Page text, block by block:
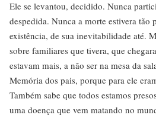
Ele se levantou, decidido. Nunca
despedida. Nunca a morte estivera tão
existência, de sua inevitabilidade até.
sobre familiares que tivera, que
estavam mais, a não ser na mesa da
Memória dos pais, porque para ele
Também sabe que todos estamos
uma doença que vem matando no